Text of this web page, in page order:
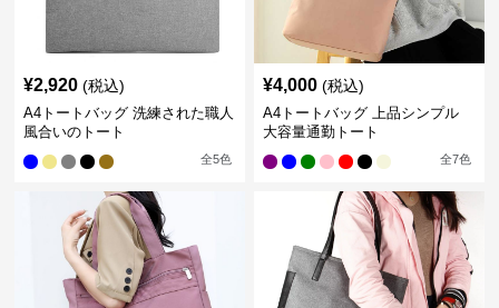
¥2,920 (税込)
A4トートバッグ 洗練された職人
風合いのトート
全5色
¥4,000 (税込)
A4トートバッグ 上品シンプル
大容量通勤トート
全7色